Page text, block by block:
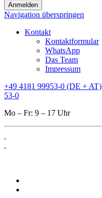
Anmelden
Navigation überspringen
Kontakt
Kontaktformular
WhatsApp
Das Team
Impressum
+49 4181 99953-0 (DE + AT)
53-0
Mo – Fr: 9 – 17 Uhr